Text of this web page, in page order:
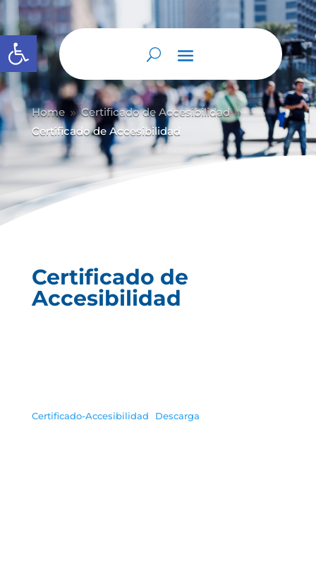
Abrir barra de herramientas
Home 9 Certificado de Accesibilidad 9
Certificado de Accesibilidad
Certificado de
Accesibilidad
Certificado-Accesibilidad Descarga